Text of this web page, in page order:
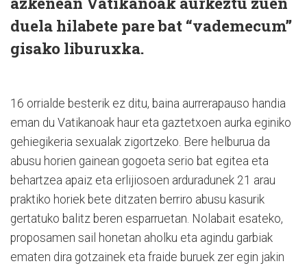
duela hilabete pare bat “vademecum”
gisako liburuxka.
16 orrialde besterik ez ditu, baina aurrerapauso handia
eman du Vatikanoak haur eta gaztetxoen aurka eginiko
gehiegikeria sexualak zigortzeko. Bere helburua da
abusu horien gainean gogoeta serio bat egitea eta
behartzea apaiz eta erlijiosoen arduradunek 21 arau
praktiko horiek bete ditzaten berriro abusu kasurik
gertatuko balitz beren esparruetan. Nolabait esateko,
proposamen sail honetan aholku eta agindu garbiak
ematen dira gotzainek eta fraide buruek zer egin jakin